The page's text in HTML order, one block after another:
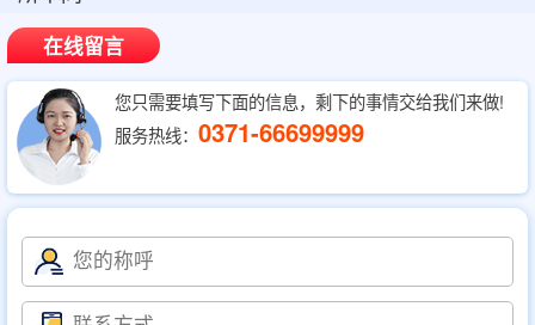
在线留言
您只需要填写下面的信息，剩下的事情交给我们来做!
服务热线： 0371-66699999